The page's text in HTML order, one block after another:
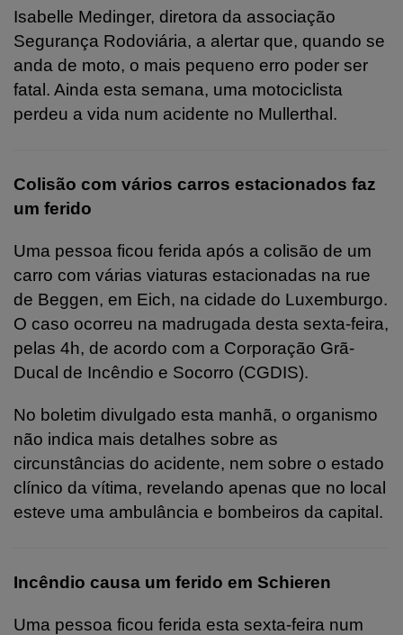
Isabelle Medinger, diretora da associação
Segurança Rodoviária, a alertar que, quando se
anda de moto, o mais pequeno erro poder ser
fatal. Ainda esta semana, uma motociclista
perdeu a vida num acidente no Mullerthal.
Colisão com vários carros estacionados faz
um ferido
Uma pessoa ficou ferida após a colisão de um
carro com várias viaturas estacionadas na rue
de Beggen, em Eich, na cidade do Luxemburgo.
O caso ocorreu na madrugada desta sexta-feira,
pelas 4h, de acordo com a Corporação Grã-
Ducal de Incêndio e Socorro (CGDIS).
No boletim divulgado esta manhã, o organismo
não indica mais detalhes sobre as
circunstâncias do acidente, nem sobre o estado
clínico da vítima, revelando apenas que no local
esteve uma ambulância e bombeiros da capital.
Incêndio causa um ferido em Schieren
Uma pessoa ficou ferida esta sexta-feira num